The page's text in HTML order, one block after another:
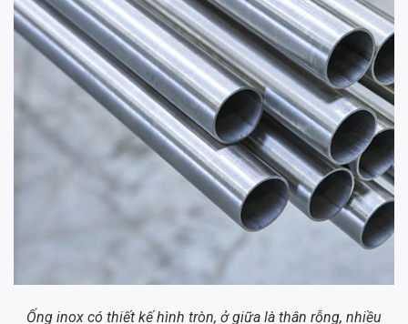
Ống inox có thiết kế hình tròn, ở giữa là thân rỗng, nhiều